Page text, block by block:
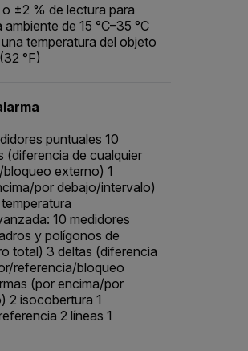
±2 % de lectura para
de 15 °C–35 °C
temperatura del objeto
°F)
puntuales 10
(diferencia de cualquier
externo) 1
por debajo/intervalo)
10 medidores
y polígonos de
total) 3 deltas (diferencia
referencia/bloqueo
(por encima/por
2 isocobertura 1
2 líneas 1